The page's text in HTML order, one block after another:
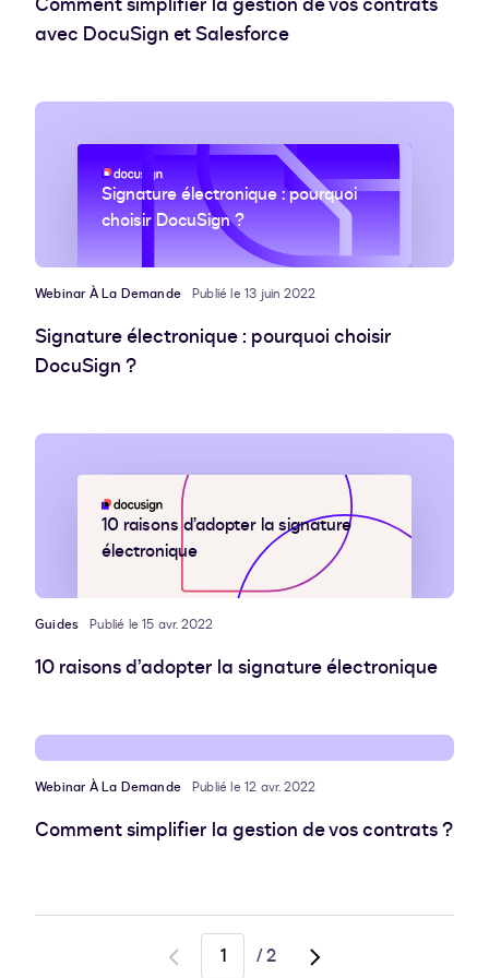
avec DocuSign et Salesforce
Signature électronique : pourquoi
choisir DocuSign ?
Webinar À La Demande Publié le 13 juin 2022
Signature électronique : pourquoi choisir
DocuSign ?
10 raisons d’adopter la signature
électronique
Guides Publié le 15 avr. 2022
10 raisons d’adopter la signature électronique
Webinar À La Demande Publié le 12 avr. 2022
Comment simplifier la gestion de vos contrats ?
Go
/2
Go